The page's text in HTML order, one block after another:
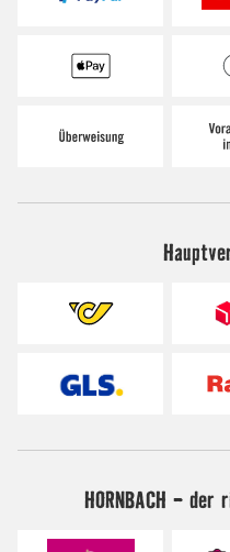
HORNBACH -